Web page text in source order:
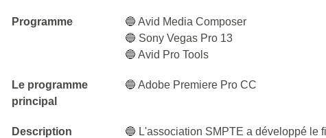
Programme
🔵 Avid Media Composer
🔵 Sony Vegas Pro 13
🔵 Avid Pro Tools
Le programme
principal
🔵 Adobe Premiere Pro CC
Description
🔵 L'association SMPTE a développé le